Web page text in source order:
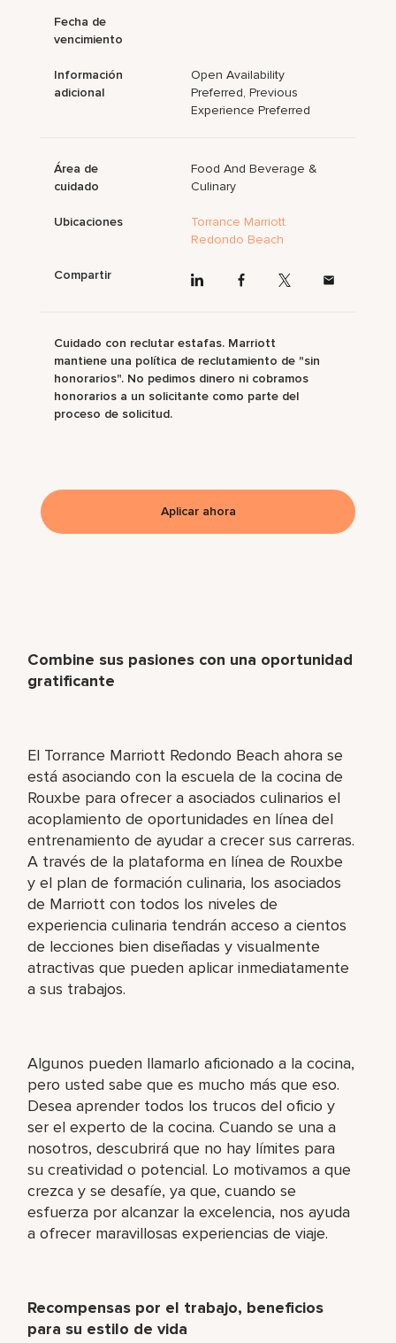
Combine sus pasiones con una oportunidad
gratificante
El Torrance Marriott Redondo Beach ahora se
está asociando con la escuela de la cocina de
Rouxbe para ofrecer a asociados culinarios el
acoplamiento de oportunidades en línea del
entrenamiento de ayudar a crecer sus carreras.
A través de la plataforma en línea de Rouxbe
y el plan de formación culinaria, los asociados
de Marriott con todos los niveles de
experiencia culinaria tendrán acceso a cientos
de lecciones bien diseñadas y visualmente
atractivas que pueden aplicar inmediatamente
a sus trabajos.
Algunos pueden llamarlo aficionado a la cocina,
pero usted sabe que es mucho más que eso.
Desea aprender todos los trucos del oficio y
ser el experto de la cocina. Cuando se una a
nosotros, descubrirá que no hay límites para
su creatividad o potencial. Lo motivamos a que
crezca y se desafíe, ya que, cuando se
esfuerza por alcanzar la excelencia, nos ayuda
a ofrecer maravillosas experiencias de viaje.
Recompensas por el trabajo, beneficios
para su estilo de vida
Fecha de
vencimiento
Información
adicional
Open Availability
Preferred, Previous
Experience Preferred
Área de
cuidado
Food And Beverage &
Culinary
Ubicaciones
Torrance Marriott
Redondo Beach
Compartir
Cuidado con reclutar estafas. Marriott
mantiene una política de reclutamiento de "sin
honorarios". No pedimos dinero ni cobramos
honorarios a un solicitante como parte del
proceso de solicitud.
Aplicar ahora